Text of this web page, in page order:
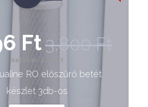
Ft3,800 Ft
Nettó ár: 2,753 Ft
RO előszűrő betét
készlet 3db-os